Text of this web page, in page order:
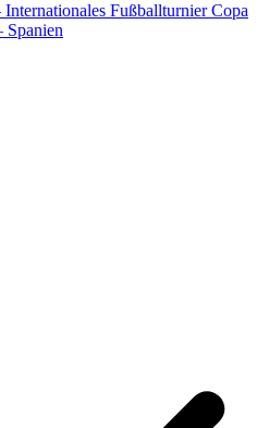
Fußballturnier Copa
Spanien